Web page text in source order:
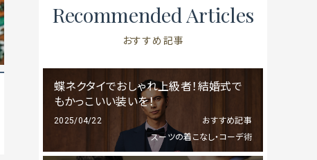
Recommended Articles
おすすめ記事
蝶ネクタイでおしゃれ上級者！結婚式で
もかっこいい装いを！
2025/04/22
おすすめ記事
スーツの着こなし・コーデ術